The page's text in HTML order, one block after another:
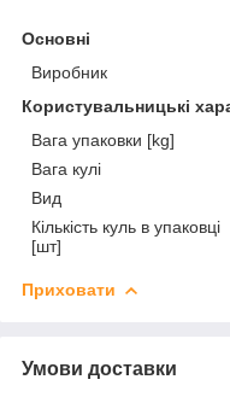
Основні
Виробник
Користувальницькі
Вага упаковки [kg]
Вага кулі
Вид
Кількість куль в упаковці
[шт]
Приховати
Умови доставки